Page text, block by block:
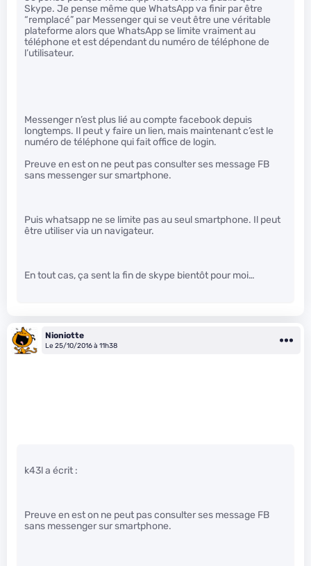
Skype. Je pense même que WhatsApp va finir par être
“remplacé” par Messenger qui se veut être une véritable
plateforme alors que WhatsApp se limite vraiment au
téléphone et est dépendant du numéro de téléphone de
l’utilisateur.
Messenger n’est plus lié au compte facebook depuis
longtemps. Il peut y faire un lien, mais maintenant c’est le
numéro de téléphone qui fait office de login.
Preuve en est on ne peut pas consulter ses message FB
sans messenger sur smartphone.
Puis whatsapp ne se limite pas au seul smartphone. Il peut
être utiliser via un navigateur.
En tout cas, ça sent la fin de skype bientôt pour moi…
Nioniotte
Le 25/10/2016 à 11h38
k43l a écrit :
Preuve en est on ne peut pas consulter ses message FB
sans messenger sur smartphone.